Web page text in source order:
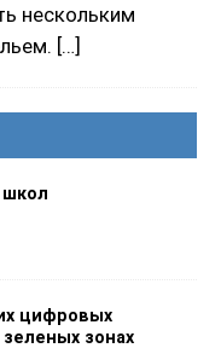
нескольким
[…]
цифровых
зонах